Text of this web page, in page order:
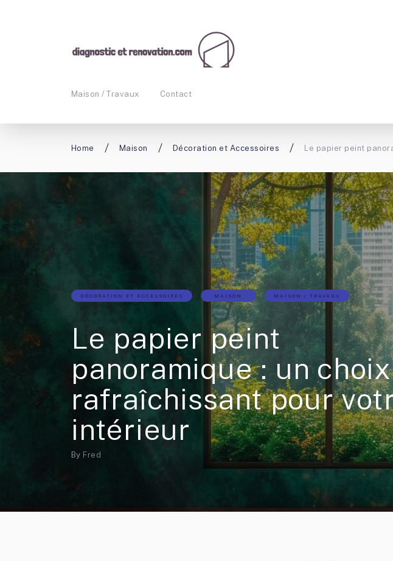
Maison / Travaux Contact
Home Maison Décoration et Accessoires Le papier peint
DÉCORATION ET ACCESSOIRES MAISON MAISON / TRAVAUX
Le papier peint
panoramique : un choix
rafraîchissant pour
intérieur
By Fred